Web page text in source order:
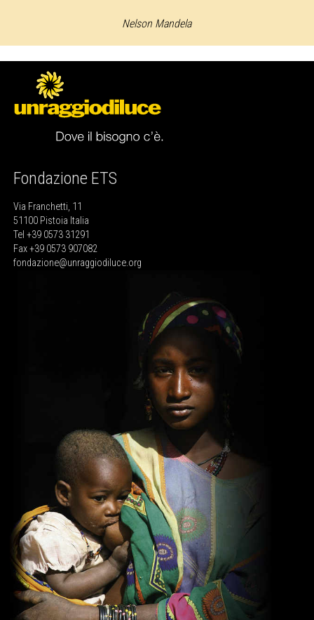
Nelson Mandela
Fondazione ETS
Via Franchetti, 11
51100 Pistoia Italia
Tel +39 0573 31291
Fax +39 0573 907082
fondazione@unraggiodiluce.org